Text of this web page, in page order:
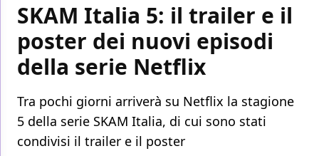
SKAM Italia 5: il trailer e il
poster dei nuovi episodi
della serie Netflix
Tra pochi giorni arriverà su Netflix la stagione
5 della serie SKAM Italia, di cui sono stati
condivisi il trailer e il poster